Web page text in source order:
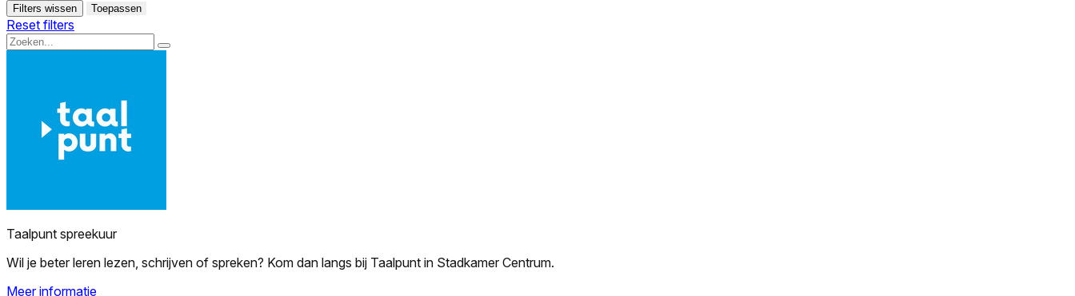
Filters wissen Toepassen
Reset filters
Taalpunt spreekuur
Wil je beter leren lezen, schrijven of spreken? Kom dan langs bij Taalpunt in Stadkamer Centrum.
Meer informatie